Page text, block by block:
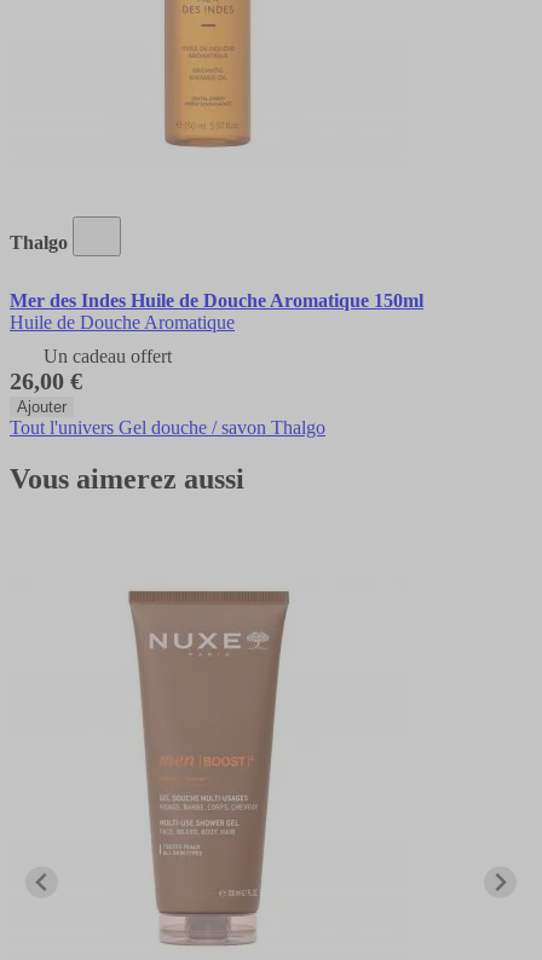
Thalgo
Mer des Indes Huile de Douche Aromatique 150ml
Huile de Douche Aromatique
Un cadeau offert
26,00 €
Ajouter
Tout l'univers Gel douche / savon Thalgo
Vous aimerez aussi